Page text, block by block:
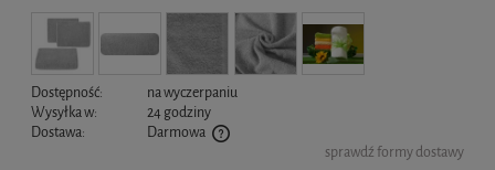
Dostępność:
na wyczerpaniu
Wysyłka w:
24 godziny
Dostawa:
Darmowa
Cena nie zawiera ewentualnych kosztów płatnościsprawdź formy dostawy